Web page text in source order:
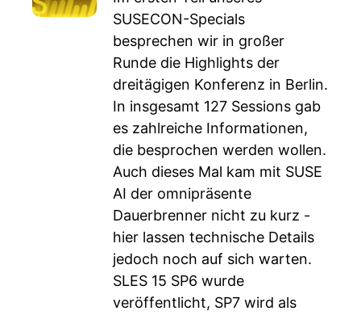
SUSECON-Specials
besprechen wir in großer
Runde die Highlights der
dreitägigen Konferenz in Berlin.
In insgesamt 127 Sessions gab
es zahlreiche Informationen,
die besprochen werden wollen.
Auch dieses Mal kam mit SUSE
AI der omnipräsente
Dauerbrenner nicht zu kurz -
hier lassen technische Details
jedoch noch auf sich warten.
SLES 15 SP6 wurde
veröffentlicht, SP7 wird als